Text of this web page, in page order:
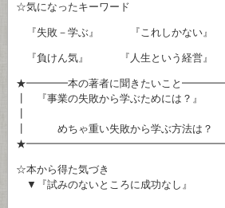
☆気になったキーワード
『失敗－学ぶ』 『これしかない』
『負けん気』 『人生という経営』
★━━━━本の著者に聞きたいこと
┃ 『事業の失敗から学ぶ
┃ めちゃ重い失敗から学
☆本から得た気づき
▼『試みのないところに成功なし』